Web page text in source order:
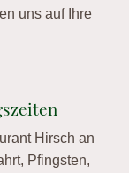
uns auf Ihre
Hirsch an
Pfingsten,